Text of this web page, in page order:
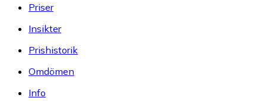
Priser
Insikter
Prishistorik
Omdömen
Info